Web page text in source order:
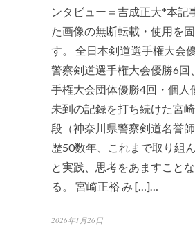
ンタビュー＝吉成正大*本記
た画像の無断転載・使用を
す。 全日本剣道選手権大会
警察剣道選手権大会優勝6回
手権大会団体優勝4回・個人
未到の記録を打ち続けた宮
段（神奈川県警察剣道名誉
歴50数年、これまで取り組
と実践、思考をあますこと
る。 宮崎正裕 み […]…
2026年1月26日